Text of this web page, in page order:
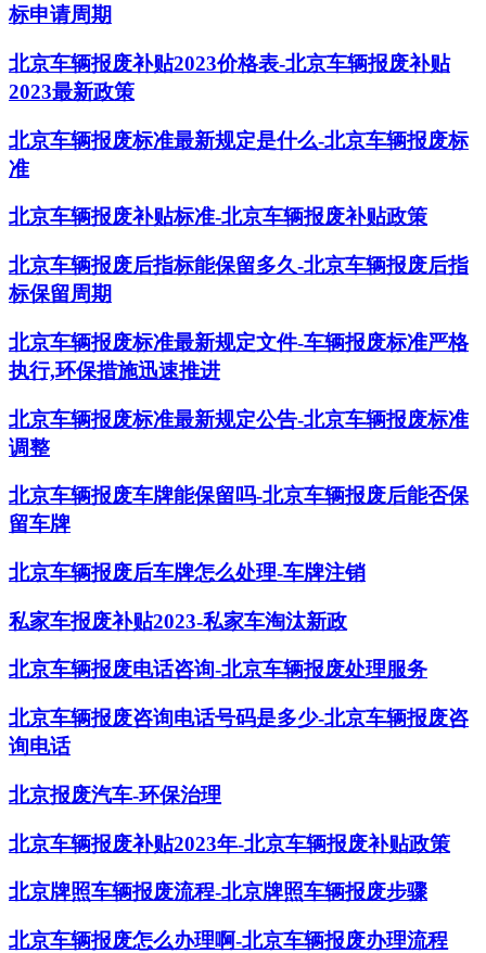
标申请周期
北京车辆报废补贴2023价格表-北京车辆报废补贴
2023最新政策
北京车辆报废标准最新规定是什么-北京车辆报废标
准
北京车辆报废补贴标准-北京车辆报废补贴政策
北京车辆报废后指标能保留多久-北京车辆报废后指
标保留周期
北京车辆报废标准最新规定文件-车辆报废标准严格
执行,环保措施迅速推进
北京车辆报废标准最新规定公告-北京车辆报废标准
调整
北京车辆报废车牌能保留吗-北京车辆报废后能否保
留车牌
北京车辆报废后车牌怎么处理-车牌注销
私家车报废补贴2023-私家车淘汰新政
北京车辆报废电话咨询-北京车辆报废处理服务
北京车辆报废咨询电话号码是多少-北京车辆报废咨
询电话
北京报废汽车-环保治理
北京车辆报废补贴2023年-北京车辆报废补贴政策
北京牌照车辆报废流程-北京牌照车辆报废步骤
北京车辆报废怎么办理啊-北京车辆报废办理流程